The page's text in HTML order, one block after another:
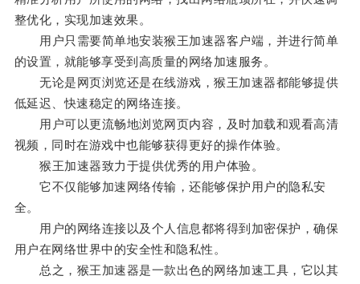
整优化，实现加速效果。
用户只需要简单地安装猴王加速器客户端，并进行简单
的设置，就能够享受到高质量的网络加速服务。
无论是网页浏览还是在线游戏，猴王加速器都能够提供
低延迟、快速稳定的网络连接。
用户可以更流畅地浏览网页内容，及时加载和观看高清
视频，同时在游戏中也能够获得更好的操作体验。
猴王加速器致力于提供优秀的用户体验。
它不仅能够加速网络传输，还能够保护用户的隐私安
全。
用户的网络连接以及个人信息都将得到加密保护，确保
用户在网络世界中的安全性和隐私性。
总之，猴王加速器是一款出色的网络加速工具，它以其